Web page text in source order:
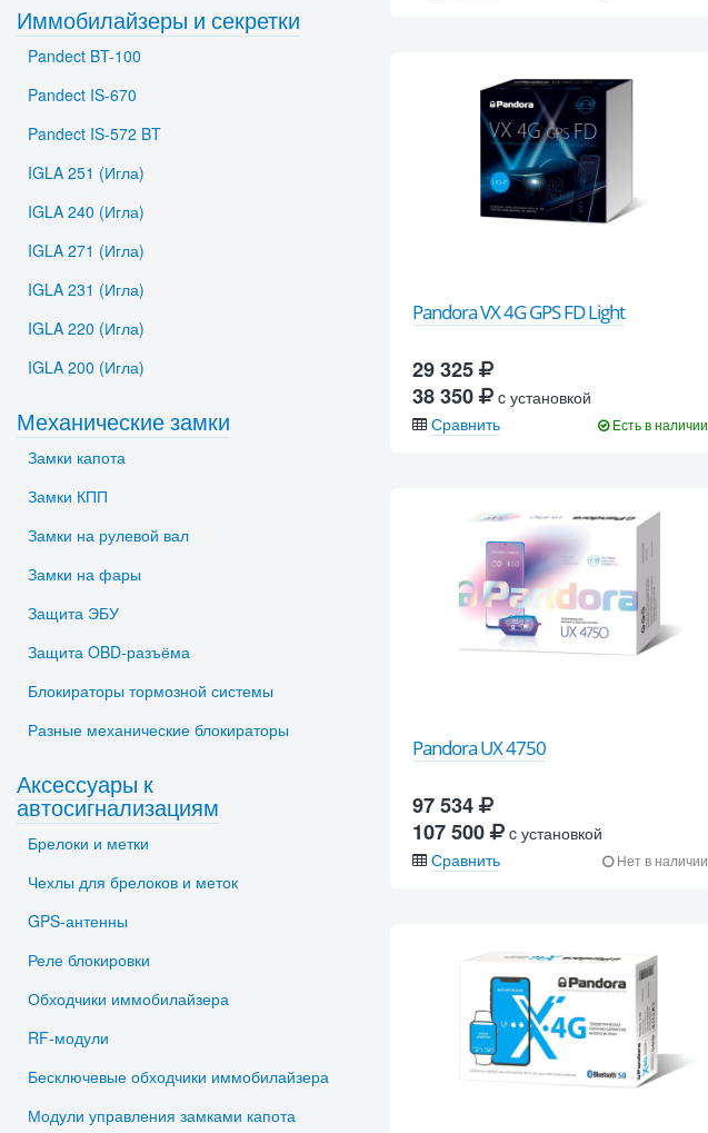
Pandora VX 4G GPS FD Light
29 325
38 350
c установкой
Сравнить
Есть в наличии
Pandora UX 4750
97 534
107 500
c установкой
Сравнить
Нет в наличии
Иммобилайзеры и секретки
Pandect BT-100
Pandect IS-670
Pandect IS-572 BT
IGLA 251 (Игла)
IGLA 240 (Игла)
IGLA 271 (Игла)
IGLA 231 (Игла)
IGLA 220 (Игла)
IGLA 200 (Игла)
Механические замки
Замки капота
Замки КПП
Замки на рулевой вал
Замки на фары
Защита ЭБУ
Защита OBD-разъёма
Блокираторы тормозной системы
Разные механические блокираторы
Аксессуары к
автосигнализациям
Брелоки и метки
Чехлы для брелоков и меток
GPS-антенны
Реле блокировки
Обходчики иммобилайзера
RF-модули
Бесключевые обходчики иммобилайзера
Модули управления замками капота